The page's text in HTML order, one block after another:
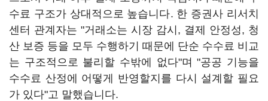
수료 구조가 상대적으로 높습니다. 한 증권사 리서치
센터 관계자는 "거래소는 시장 감시, 결제 안정성, 청
산 보증 등을 모두 수행하기 때문에 단순 수수료 비교
는 구조적으로 불리할 수밖에 없다"며 "공공 기능을
수수료 산정에 어떻게 반영할지를 다시 설계할 필요
가 있다"고 말했습니다.